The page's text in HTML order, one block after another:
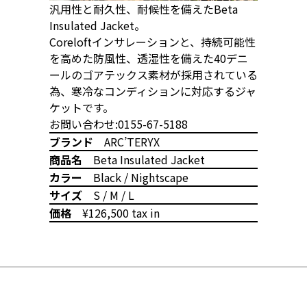
汎用性と耐久性、耐候性を備えたBeta
Insulated Jacket。
Coreloftインサレーションと、持続可能性
を高めた防風性、透湿性を備えた40デニ
ールのゴアテックス素材が採用されている
為、寒冷なコンディションに対応するジャ
ケットです。
お問い合わせ:0155-67-5188
ブランド ARC’TERYX
商品名 Beta Insulated Jacket
カラー Black / Nightscape
サイズ S / M / L
価格 ¥126,500 tax in